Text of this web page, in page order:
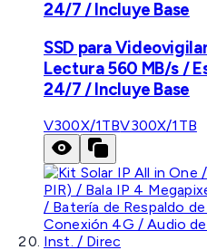
24/7 / Incluye Base
SSD para
Lectura 560 MB/s /
24/7 / Incluye Base
V300X/1TBV300X/1TB